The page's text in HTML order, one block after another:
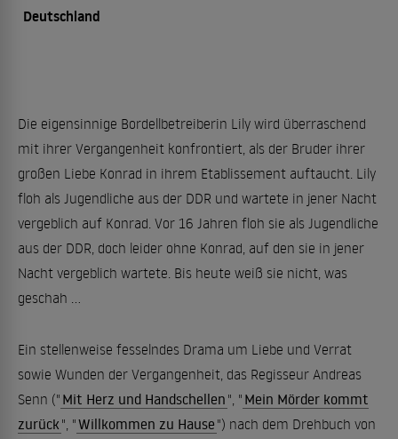
Deutschland
Die eigensinnige Bordellbetreiberin Lily wird überraschend
mit ihrer Vergangenheit konfrontiert, als der Bruder ihrer
großen Liebe Konrad in ihrem Etablissement auftaucht. Lily
floh als Jugendliche aus der DDR und wartete in jener Nacht
vergeblich auf Konrad. Vor 16 Jahren floh sie als Jugendliche
aus der DDR, doch leider ohne Konrad, auf den sie in jener
Nacht vergeblich wartete. Bis heute weiß sie nicht, was
geschah ...
Ein stellenweise fesselndes Drama um Liebe und Verrat
sowie Wunden der Vergangenheit, das Regisseur Andreas
Senn (" Mit Herz und Handschellen ", " Mein Mörder kommt
zurück ", "Willkommen zu Hause ") nach dem Drehbuch von